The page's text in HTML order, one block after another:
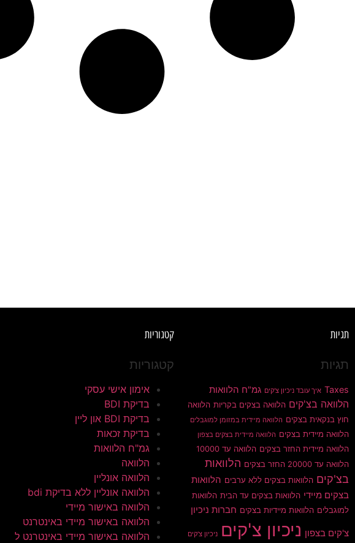
תגיות
תגיות
Taxes איך עובד ניכיון צ'קים גמ"ח הלוואות
הלוואה בצ'קים הלוואה בצקים בקריות הלוואה
חוץ בנקאית בצקים הלוואה מיידית במזומן למוגבלים
הלוואה מיידית בצקים הלוואה מיידית בצקים בצפון
הלוואה מיידית החזר בצקים הלוואה עד 10000
הלוואה עד 20000 החזר בצקים
הלוואות
בצ'קים הלוואות בצקים ללא ערבים הלוואות
בצקים מיידי הלוואות בצקים עד הבית הלוואות
למוגבלים הלוואות מיידיות בצקים חברות ניכיון
צ'קים בצפון ניכיון צ'קים ניכיון צ'קים
קטגוריות
קטגוריות
אימון אישי עסקי
בדיקת BDI
בדיקת BDI און ליין
בדיקת זכאות
גמ"ח הלוואות
הלוואה
הלוואה אונליין
הלוואה אונליין ללא בדיקת bdi
הלוואה באישור מיידי
הלוואה באישור מיידי באינטרנט
הלוואה באישור מיידי באינטרנט ל